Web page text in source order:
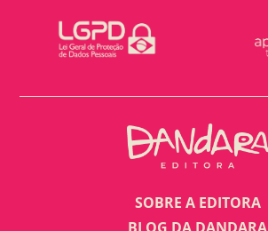
SOBRE A EDITORA
BLOG DA DANDARA